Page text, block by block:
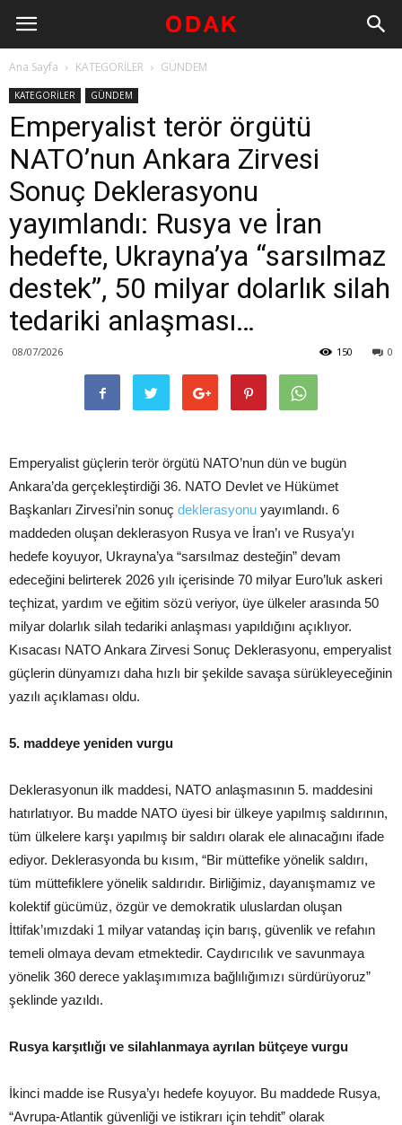
Ana Sayfa KATEGORİLER GÜNDEM
KATEGORİLER GÜNDEM
Emperyalist terör örgütü
NATO’nun Ankara Zirvesi
Sonuç Deklerasyonu
yayımlandı: Rusya ve İran
hedefte, Ukrayna’ya “sarsılmaz
destek”, 50 milyar dolarlık silah
tedariki anlaşması…
08/07/2026 0
150
Emperyalist güçlerin terör örgütü NATO’nun dün ve bugün
Ankara’da gerçekleştirdiği 36. NATO Devlet ve Hükümet
Başkanları Zirvesi’nin sonuç deklerasyonu yayımlandı. 6
maddeden oluşan deklerasyon Rusya ve İran’ı ve Rusya’yı
hedefe koyuyor, Ukrayna’ya “sarsılmaz desteğin” devam
edeceğini belirterek 2026 yılı içerisinde 70 milyar Euro’luk askeri
teçhizat, yardım ve eğitim sözü veriyor, üye ülkeler arasında 50
milyar dolarlık silah tedariki anlaşması yapıldığını açıklıyor.
Kısacası NATO Ankara Zirvesi Sonuç Deklerasyonu, emperyalist
güçlerin dünyamızı daha hızlı bir şekilde savaşa sürükleyeceğinin
yazılı açıklaması oldu.
5. maddeye yeniden vurgu
Deklerasyonun ilk maddesi, NATO anlaşmasının 5. maddesini
hatırlatıyor. Bu madde NATO üyesi bir ülkeye yapılmış saldırının,
tüm ülkelere karşı yapılmış bir saldırı olarak ele alınacağını ifade
ediyor. Deklerasyonda bu kısım, “Bir müttefike yönelik saldırı,
tüm müttefiklere yönelik saldırıdır. Birliğimiz, dayanışmamız ve
kolektif gücümüz, özgür ve demokratik uluslardan oluşan
İttifak’ımızdaki 1 milyar vatandaş için barış, güvenlik ve refahın
temeli olmaya devam etmektedir. Caydırıcılık ve savunmaya
yönelik 360 derece yaklaşımımıza bağlılığımızı sürdürüyoruz”
şeklinde yazıldı.
Rusya karşıtlığı ve silahlanmaya ayrılan bütçeye vurgu
İkinci madde ise Rusya’yı hedefe koyuyor. Bu maddede Rusya,
“Avrupa-Atlantik güvenliği ve istikrarı için tehdit” olarak